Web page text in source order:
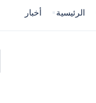
الرئيسية أخبار